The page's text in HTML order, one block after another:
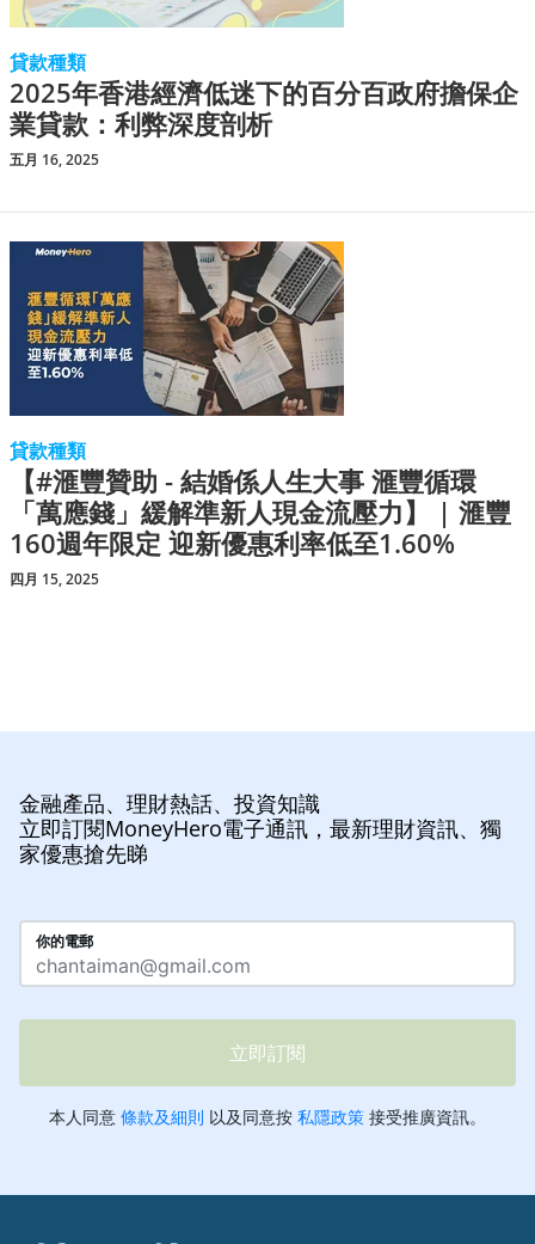
貸款種類
2025年香港經濟低迷下的百分百政府擔保企
業貸款：利弊深度剖析
五月 16, 2025
貸款種類
【#滙豐贊助 - 結婚係人生大事 滙豐循環
「萬應錢」緩解準新人現金流壓力】 | 滙豐
160週年限定 迎新優惠利率低至1.60%
四月 15, 2025
金融產品、理財熱話、投資知識
立即訂閱MoneyHero電子通訊，最新理財資訊、獨
家優惠搶先睇